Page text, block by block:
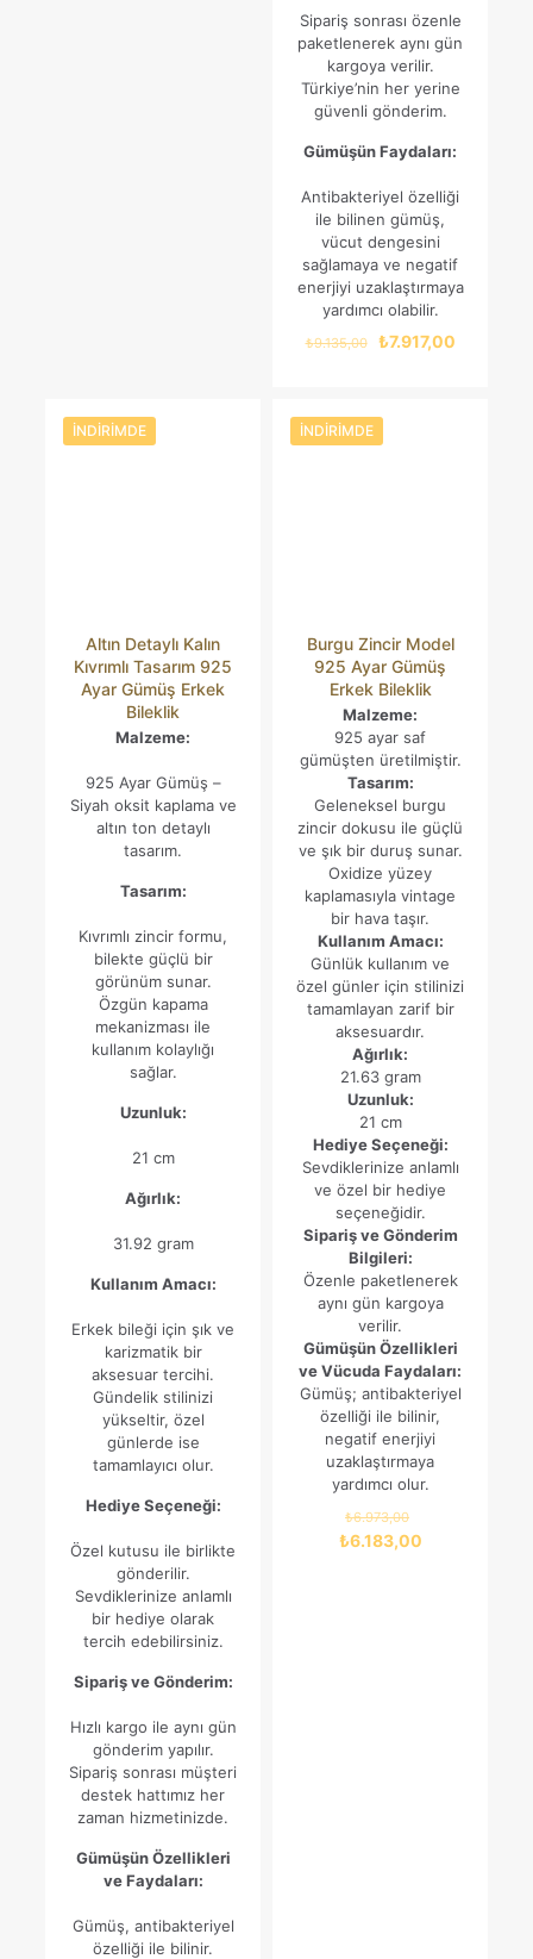
Sipariş sonrası özenle
paketlenerek aynı gün
kargoya verilir.
Türkiye’nin her yerine
güvenli gönderim.
Gümüşün Faydaları:
Antibakteriyel özelliği
ile bilinen gümüş,
vücut dengesini
sağlamaya ve negatif
enerjiyi uzaklaştırmaya
yardımcı olabilir.
₺9.135,00
Orijinal
₺7.917,00Şu
İNDIRIMDE
Altın Detaylı Kalın
Kıvrımlı Tasarım 925
Ayar Gümüş Erkek
Bileklik
Malzeme:
925 Ayar Gümüş –
Siyah oksit kaplama ve
altın ton detaylı
tasarım.
Tasarım:
Kıvrımlı zincir formu,
bilekte güçlü bir
görünüm sunar.
Özgün kapama
mekanizması ile
kullanım kolaylığı
sağlar.
Uzunluk:
21 cm
Ağırlık:
31.92 gram
Kullanım Amacı:
Erkek bileği için şık ve
karizmatik bir
aksesuar tercihi.
Gündelik stilinizi
yükseltir, özel
günlerde ise
tamamlayıcı olur.
Hediye Seçeneği:
Özel kutusu ile birlikte
gönderilir.
Sevdiklerinize anlamlı
bir hediye olarak
tercih edebilirsiniz.
Sipariş ve Gönderim:
Hızlı kargo ile aynı gün
gönderim yapılır.
Sipariş sonrası müşteri
destek hattımız her
zaman hizmetinizde.
Gümüşün Özellikleri
ve Faydaları:
Gümüş, antibakteriyel
özelliği ile bilinir.
İNDIRIMDE
Burgu Zincir Model
925 Ayar Gümüş
Erkek Bileklik
Malzeme:
925 ayar saf
gümüşten üretilmiştir.
Tasarım:
Geleneksel burgu
zincir dokusu ile güçlü
ve şık bir duruş sunar.
Oxidize yüzey
kaplamasıyla vintage
bir hava taşır.
Kullanım Amacı:
Günlük kullanım ve
özel günler için stilinizi
tamamlayan zarif bir
aksesuardır.
Ağırlık:
21.63 gram
Uzunluk:
21 cm
Hediye Seçeneği:
Sevdiklerinize anlamlı
ve özel bir hediye
seçeneğidir.
Sipariş ve Gönderim
Bilgileri:
Özenle paketlenerek
aynı gün kargoya
verilir.
Gümüşün Özellikleri
ve Vücuda Faydaları:
Gümüş; antibakteriyel
özelliği ile bilinir,
negatif enerjiyi
uzaklaştırmaya
yardımcı olur.
₺6.973,00
fiyat:
₺6.183,00Şu